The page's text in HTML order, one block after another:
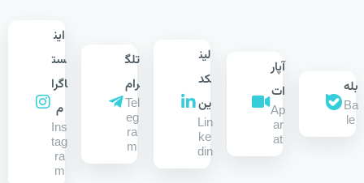
این
ست
اگرا
م
Ins
tag
ra
m
تلگ
رام
Tel
eg
ra
m
لین
کد
ین
Lin
ke
din
آپار
ات
Ap
ar
at
بله
Ba
le